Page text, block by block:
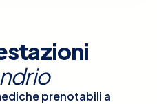
prenotabili a